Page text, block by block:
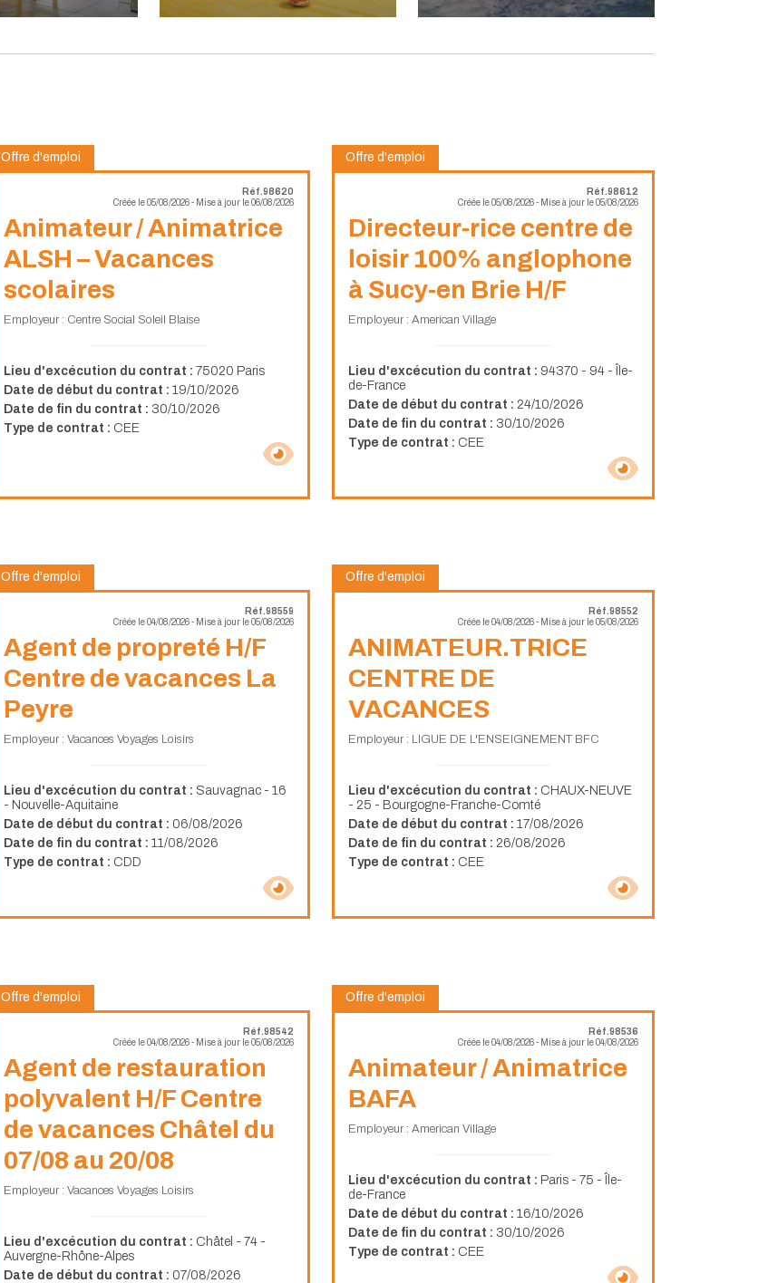
Offre d'emploi
Réf.98620
Créée le 05/08/2026 - Mise à jour le 06/08/2026
Animateur / Animatrice
ALSH – Vacances
scolaires
Employeur : Centre Social Soleil Blaise
Lieu d'excécution du contrat : 75020 Paris
Date de début du contrat : 19/10/2026
Date de fin du contrat : 30/10/2026
Type de contrat : CEE
Offre d'emploi
Réf.98612
Créée le 05/08/2026 - Mise à jour le 05/08/2026
Directeur-rice centre de
loisir 100% anglophone
à Sucy-en Brie H/F
Employeur : American Village
Lieu d'excécution du contrat : 94370 - 94 - Île-
de-France
Date de début du contrat : 24/10/2026
Date de fin du contrat : 30/10/2026
Type de contrat : CEE
Offre d'emploi
Réf.98559
Créée le 04/08/2026 - Mise à jour le 05/08/2026
Agent de propreté H/F
Centre de vacances La
Peyre
Employeur : Vacances Voyages Loisirs
Lieu d'excécution du contrat : Sauvagnac - 16
- Nouvelle-Aquitaine
Date de début du contrat : 06/08/2026
Date de fin du contrat : 11/08/2026
Type de contrat : CDD
Offre d'emploi
Réf.98552
Créée le 04/08/2026 - Mise à jour le 05/08/2026
ANIMATEUR.TRICE
CENTRE DE
VACANCES
Employeur : LIGUE DE L'ENSEIGNEMENT BFC
Lieu d'excécution du contrat : CHAUX-NEUVE
- 25 - Bourgogne-Franche-Comté
Date de début du contrat : 17/08/2026
Date de fin du contrat : 26/08/2026
Type de contrat : CEE
Offre d'emploi
Réf.98542
Créée le 04/08/2026 - Mise à jour le 05/08/2026
Agent de restauration
polyvalent H/F Centre
de vacances Châtel du
07/08 au 20/08
Employeur : Vacances Voyages Loisirs
Lieu d'excécution du contrat : Châtel - 74 -
Auvergne-Rhône-Alpes
Date de début du contrat : 07/08/2026
Offre d'emploi
Réf.98536
Créée le 04/08/2026 - Mise à jour le 04/08/2026
Animateur / Animatrice
BAFA
Employeur : American Village
Lieu d'excécution du contrat : Paris - 75 - Île-
de-France
Date de début du contrat : 16/10/2026
Date de fin du contrat : 30/10/2026
Type de contrat : CEE